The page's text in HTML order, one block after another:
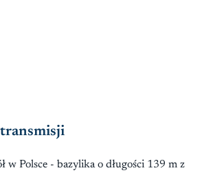
w Polsce - bazylika o długości 139 m z